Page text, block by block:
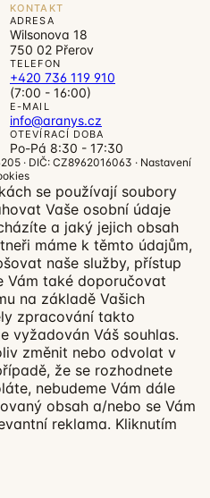
KONTAKT
ADRESA
Wilsonova 18
750 02 Přerov
TELEFON
+420 736 119 910
(7:00 - 16:00)
E-MAIL
info@aranys.cz
OTEVÍRACÍ DOBA
Po-Pá 8:30 - 17:30
· DIČ: CZ8962016063 · Nastavení
se používají soubory
Vaše osobní údaje
a jaký jejich obsah
máme k těmto údajům,
naše služby, přístup
Vám také doporučovat
na základě Vašich
zpracování takto
vyžadován Váš souhlas.
změnit nebo odvolat v
že se rozhodnete
nebudeme Vám dále
obsah a/nebo se Vám
reklama. Kliknutím